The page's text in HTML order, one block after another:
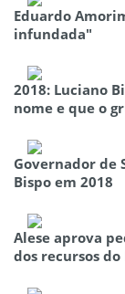
Eduardo
infundada"
2018: Luciano
nome e que o
Governador de
Bispo em 2018
Alese aprova
dos recursos